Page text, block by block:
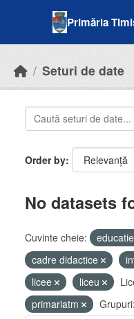
Primăria
Seturi de date
Order by
No datasets
Cuvinte cheie: educatie
cadre didactice
licee
liceu
primariatm
Grupuri: